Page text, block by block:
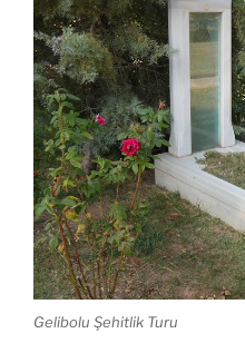
Gelibolu Şehitlik Turu